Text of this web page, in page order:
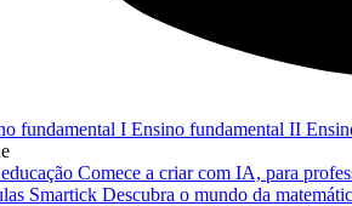
fundamental I Ensino fundamental II
Comece a criar com IA, para
Smartick Descubra o mundo da